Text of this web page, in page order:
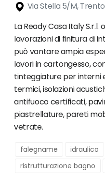
Via Stella 5/M, Trento
La Ready Casa Italy
lavorazioni di finitura di
può vantare ampia
lavori in cartongesso,
tinteggiature per interni
termici, isolazioni
antifuoco certificati,
piastrellature, pareti
vetrate.
falegname idraulico
ristrutturazione bagno